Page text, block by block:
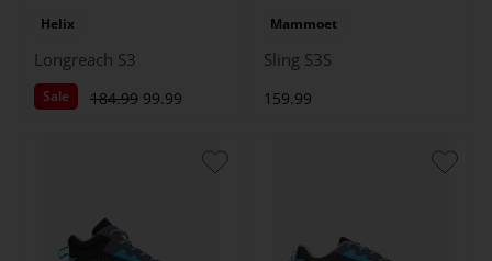
Helix
Longreach S3
Sale 184.99 99.99
Mammoet
Sling S3S
159.99